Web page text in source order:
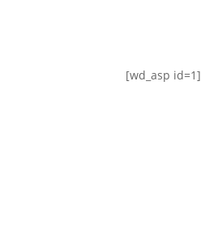
[wd_asp id=1]